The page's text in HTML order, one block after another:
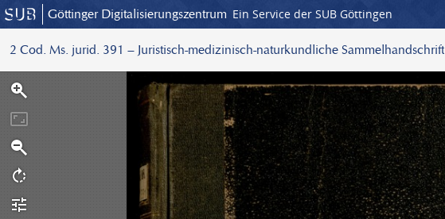
Göttinger Digitalisierungszentrum Ein Service der SUB Göttingen
2 Cod. Ms. jurid. 391 – Juristisch-medizinisch-naturkundliche Sammelhandschrift